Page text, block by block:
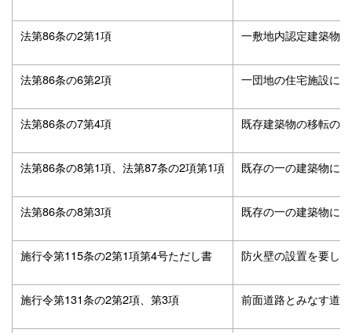
法第86条の2第1項 一敷地内認定建築物
法第86条の6第2項 一団地の住宅施設に
法第86条の7第4項 既存建築物の移転の
法第86条の8第1項、法第87条の2項第1項 既存の一の建築物に
法第86条の8第3項 既存の一の建築物に
施行令第115条の2第1項第4号ただし書 防火壁の設置を要し
施行令第131条の2第2項、第3項 前面道路とみなす道